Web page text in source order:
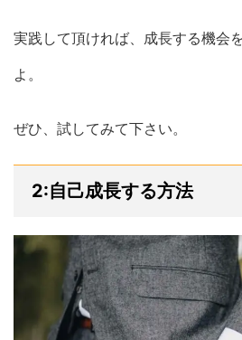
実践して頂ければ、成長する機会
よ。
ぜひ、試してみて下さい。
2:自己成長する方法